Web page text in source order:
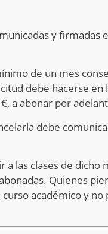
y
de un mes
debe hacerse en
a abonar por
debe
las clases de
Quienes
académico y